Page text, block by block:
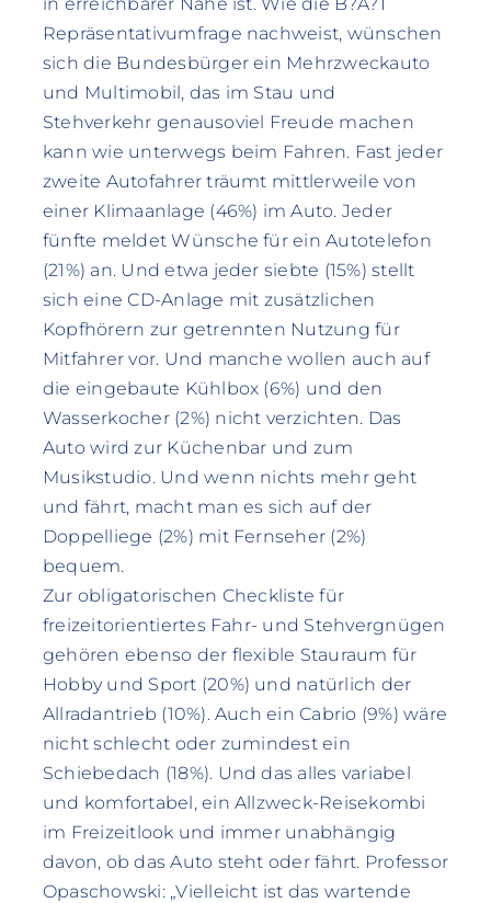
Repräsentativumfrage nachweist, wünschen
sich die Bundesbürger ein Mehrzweckauto
und Multimobil, das im Stau und
Stehverkehr genausoviel Freude machen
kann wie unterwegs beim Fahren. Fast jeder
zweite Autofahrer träumt mittlerweile von
einer Klimaanlage (46%) im Auto. Jeder
fünfte meldet Wünsche für ein Autotelefon
(21%) an. Und etwa jeder siebte (15%) stellt
sich eine CD-Anlage mit zusätzlichen
Kopfhörern zur getrennten Nutzung für
Mitfahrer vor. Und manche wollen auch auf
die eingebaute Kühlbox (6%) und den
Wasserkocher (2%) nicht verzichten. Das
Auto wird zur Küchenbar und zum
Musikstudio. Und wenn nichts mehr geht
und fährt, macht man es sich auf der
Doppelliege (2%) mit Fernseher (2%)
bequem.
Zur obligatorischen Checkliste für
freizeitorientiertes Fahr- und Stehvergnügen
gehören ebenso der flexible Stauraum für
Hobby und Sport (20%) und natürlich der
Allradantrieb (10%). Auch ein Cabrio (9%) wäre
nicht schlecht oder zumindest ein
Schiebedach (18%). Und das alles variabel
und komfortabel, ein Allzweck-Reisekombi
im Freizeitlook und immer unabhängig
davon, ob das Auto steht oder fährt. Professor
Opaschowski: „Vielleicht ist das wartende